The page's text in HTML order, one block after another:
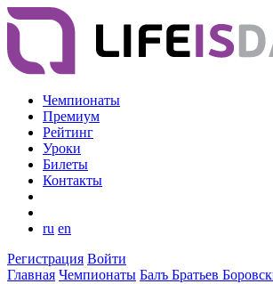
Чемпионаты
Премиум
Рейтинг
Уроки
Билеты
Контакты
ru en
Регистрация Войти
Главная Чемпионаты Балъ Братьев